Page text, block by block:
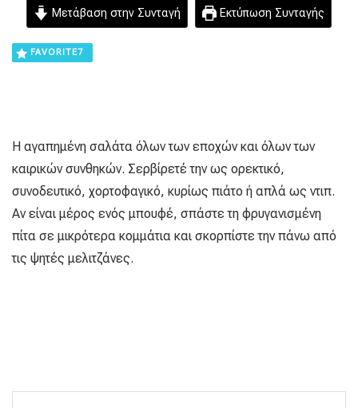
Μετάβαση στην Συνταγή Εκτύπωση Συνταγής
FAVORITE7
Η αγαπημένη σαλάτα όλων των εποχών και όλων των
καιρικών συνθηκών. Σερβίρετέ την ως ορεκτικό,
συνοδευτικό, χορτοφαγικό, κυρίως πιάτο ή απλά ως ντιπ.
Αν είναι μέρος ενός μπουφέ, σπάστε τη φρυγανισμένη
πίτα σε μικρότερα κομμάτια και σκορπίστε την πάνω από
τις ψητές μελιτζάνες.